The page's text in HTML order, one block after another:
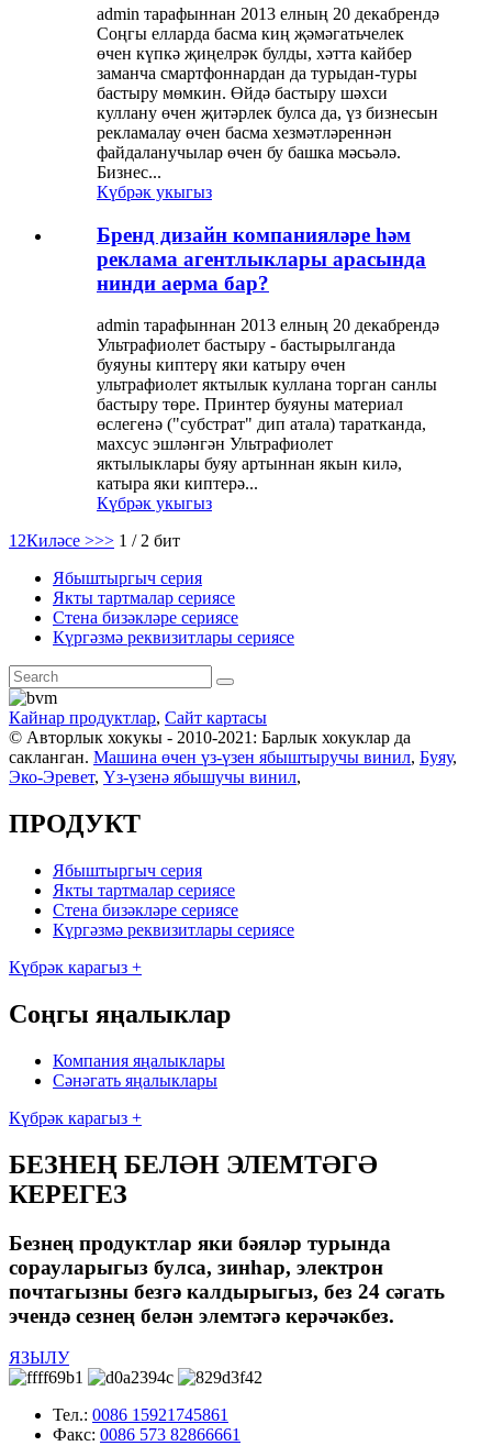
admin тарафыннан 2013 елның 20 декабрендә
Соңгы елларда басма киң җәмәгатьчелек
өчен күпкә җиңелрәк булды, хәтта кайбер
заманча смартфоннардан да турыдан-туры
бастыру мөмкин. Өйдә бастыру шәхси
куллану өчен җитәрлек булса да, үз бизнесын
рекламалау өчен басма хезмәтләреннән
файдаланучылар өчен бу башка мәсьәлә.
Бизнес...
Күбрәк укыгыз
Бренд дизайн компанияләре һәм
реклама агентлыклары арасында
нинди аерма бар?
admin тарафыннан 2013 елның 20 декабрендә
Ультрафиолет бастыру - бастырылганда
буяуны киптерү яки катыру өчен
ультрафиолет яктылык куллана торган санлы
бастыру төре. Принтер буяуны материал
өслегенә ("субстрат" дип атала) таратканда,
махсус эшләнгән Ультрафиолет
яктылыклары буяу артыннан якын килә,
катыра яки киптерә...
Күбрәк укыгыз
1 2Киләсе >>> 1 / 2 бит
Ябыштыргыч серия
Якты тартмалар сериясе
Стена бизәкләре сериясе
Күргәзмә реквизитлары сериясе
Кайнар продуктлар, Сайт картасы
© Авторлык хокукы - 2010-2021: Барлык хокуклар да
сакланган. Машина өчен үз-үзен ябыштыручы винил, Буяу,
Эко-Эревет, Үз-үзенә ябышучы винил,
ПРОДУКТ
Ябыштыргыч серия
Якты тартмалар сериясе
Стена бизәкләре сериясе
Күргәзмә реквизитлары сериясе
Күбрәк карагыз +
Соңгы яңалыклар
Компания яңалыклары
Сәнәгать яңалыклары
Күбрәк карагыз +
БЕЗНЕҢ БЕЛӘН ЭЛЕМТӘГӘ
КЕРЕГЕЗ
Безнең продуктлар яки бәяләр турында
сорауларыгыз булса, зинһар, электрон
почтагызны безгә калдырыгыз, без 24 сәгать
эчендә сезнең белән элемтәгә керәчәкбез.
ЯЗЫЛУ
Тел.: 0086 15921745861
Факс: 0086 573 82866661